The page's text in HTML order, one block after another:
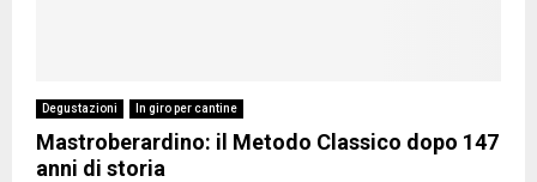
Degustazioni In giro per cantine
Mastroberardino: il Metodo Classico dopo 147
anni di storia